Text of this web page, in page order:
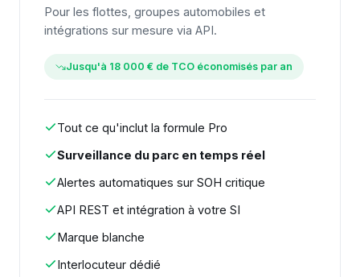
Pour les flottes, groupes automobiles et
intégrations sur mesure via API.
Jusqu'à 18 000 € de TCO économisés par an
Tout ce qu'inclut la formule Pro
Surveillance du parc en temps réel
Alertes automatiques sur SOH critique
API REST et intégration à votre SI
Marque blanche
Interlocuteur dédié